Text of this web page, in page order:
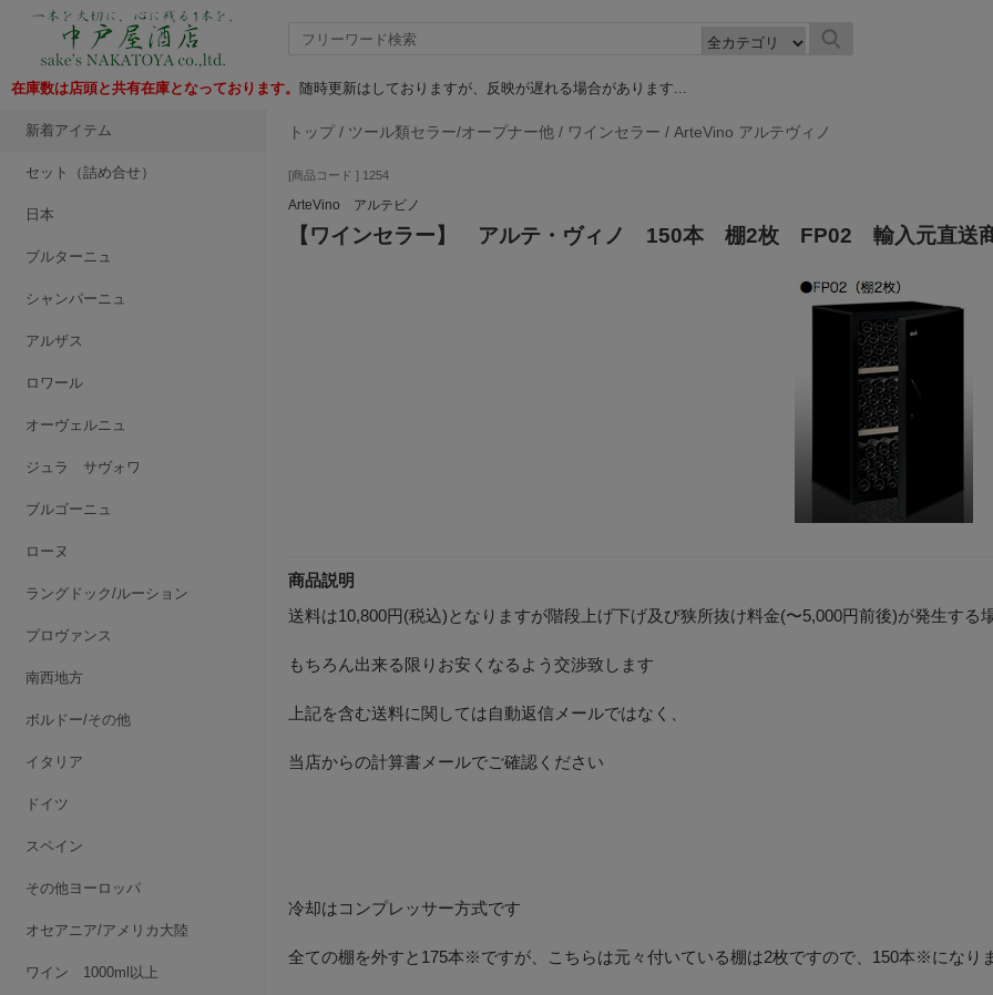
在庫数は店頭と共有在庫となっております。 随時更新はしておりますが、反映が遅れる場合があります...
新着アイテム
セット（詰め合せ）
日本
ブルターニュ
シャンパーニュ
アルザス
ロワール
オーヴェルニュ
ジュラ サヴォワ
ブルゴーニュ
ローヌ
ラングドック/ルーション
プロヴァンス
南西地方
ボルドー/その他
イタリア
ドイツ
スペイン
その他ヨーロッパ
オセアニア/アメリカ大陸
ワイン 1000ml以上
トップ/ ツール類セラー/オープナー他 / ワインセラー / ArteVino アルテヴィノ
[商品コード ] 1254
ArteVino アルテビノ
【ワインセラー】 アルテ・ヴィノ 150本 棚2枚 FP02 輸入元直送
商品説明
送料は10,800円(税込)となりますが階段上げ下げ及び狭所抜け料金(〜5,000円前後)が発生する
もちろん出来る限りお安くなるよう交渉致します
上記を含む送料に関しては自動返信メールではなく、
当店からの計算書メールでご確認ください
冷却はコンプレッサー方式です
全ての棚を外すと175本※ですが、こちらは元々付いている棚は2枚ですので、150本※になりま